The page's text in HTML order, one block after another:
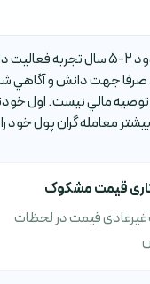
جهت دانش و آگاهي
مالي نيست. اول
معامله گران پول خود
قیمت مشکوک
غیرعادی قیمت در لحظات